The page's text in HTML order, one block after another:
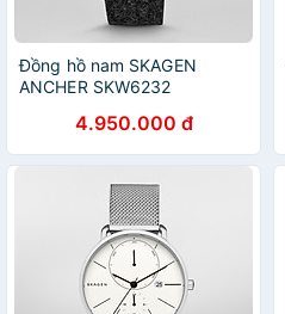
Đồng hồ nam SKAGEN
ANCHER SKW6232
4.950.000 đ